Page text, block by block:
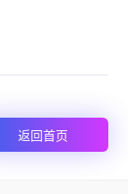
返回首页